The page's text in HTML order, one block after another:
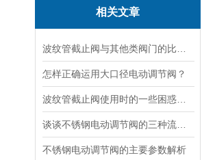
相关文章
怎样正确运用大口径电动调节阀？
不锈钢电动调节阀的主要参数解析